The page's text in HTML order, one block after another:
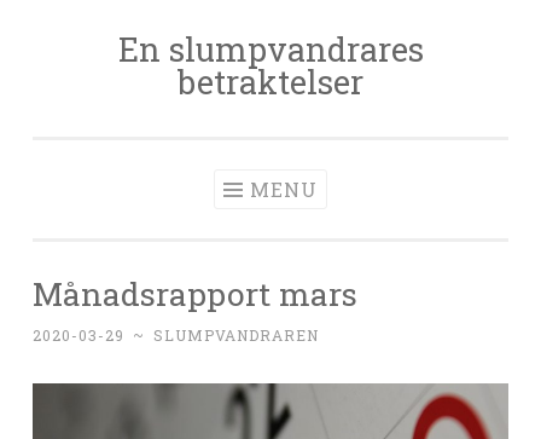
En slumpvandrares
betraktelser
MENU
Månadsrapport mars
2020-03-29 ~ SLUMPVANDRAREN